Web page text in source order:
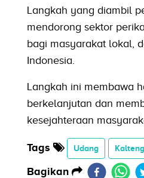
Langkah yang diambil
mendorong sektor
bagi masyarakat lokal,
Indonesia.
Langkah ini membawa
berkelanjutan dan
kesejahteraan
Tags Udang Kalteng
Bagikan